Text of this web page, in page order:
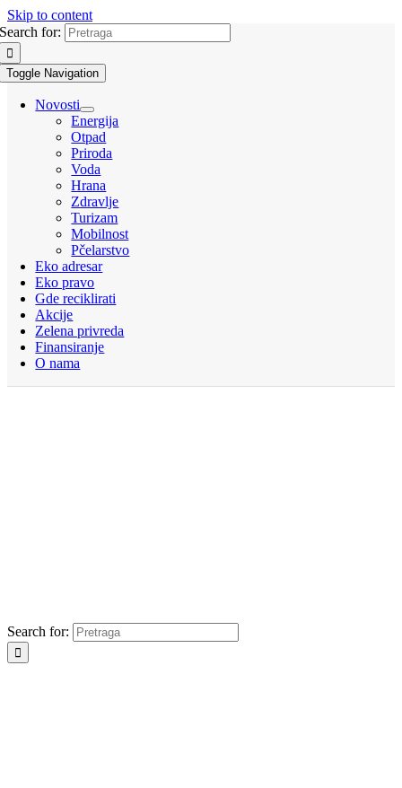
Skip to content
Search for:
Toggle Navigation
Novosti
Energija
Otpad
Priroda
Voda
Hrana
Zdravlje
Turizam
Mobilnost
Pčelarstvo
Eko adresar
Eko pravo
Gde reciklirati
Akcije
Zelena privreda
Finansiranje
O nama
Search for: